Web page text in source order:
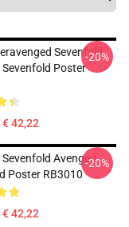
Sevenfold
Sevenfold Poster
€ 42,22
-20%
Avenged
Poster RB3010
€ 42,22
-20%